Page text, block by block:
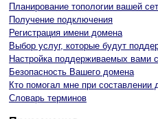
Планирование топологии вашей
Получение подключения
Регистрация имени домена
Выбор услуг, которые будут
Настройка поддерживаемых вами
Безопасность Вашего домена
Кто помогал мне при составлении
Словарь терминов